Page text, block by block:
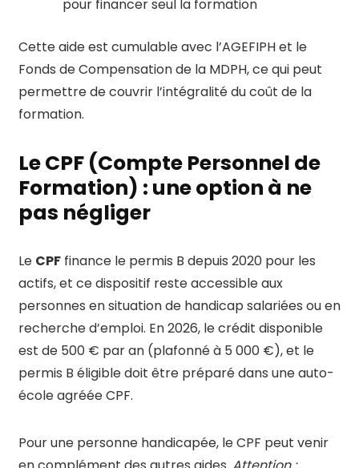
pour financer seul la formation
Cette aide est cumulable avec l’AGEFIPH et le
Fonds de Compensation de la MDPH, ce qui peut
permettre de couvrir l’intégralité du coût de la
formation.
Le CPF (Compte Personnel de
Formation) : une option à ne
pas négliger
Le CPF finance le permis B depuis 2020 pour les
actifs, et ce dispositif reste accessible aux
personnes en situation de handicap salariées ou en
recherche d’emploi. En 2026, le crédit disponible
est de 500 € par an (plafonné à 5 000 €), et le
permis B éligible doit être préparé dans une auto-
école agréée CPF.
Pour une personne handicapée, le CPF peut venir